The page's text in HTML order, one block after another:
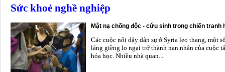
Sức khoẻ nghề nghiệp
Mặt nạ chống độc - cứu sinh trong chiến tranh
Các cuộc nổi dậy dân sự ở Syria leo thang, một
láng giềng lo ngại trở thành nạn nhân của cuộc
hóa học. Nhiều nhà quan...